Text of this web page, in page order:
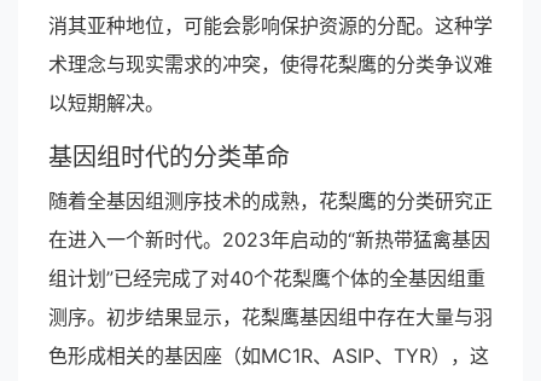
消其亚种地位，可能会影响保护资源的分配。这种学
术理念与现实需求的冲突，使得花梨鹰的分类争议难
以短期解决。
基因组时代的分类革命
随着全基因组测序技术的成熟，花梨鹰的分类研究正
在进入一个新时代。2023年启动的“新热带猛禽基因
组计划”已经完成了对40个花梨鹰个体的全基因组重
测序。初步结果显示，花梨鹰基因组中存在大量与羽
色形成相关的基因座（如MC1R、ASIP、TYR），这